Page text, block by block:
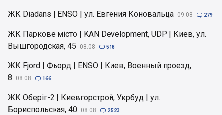
ЖК Diadans | ENSO | ул. Евгения Коновальца 09.08  279
ЖК Паркове місто | KAN Development, UDP | Киев, ул.
Вышгородская, 45
08.08  518
ЖК Fjord | Фьорд | ENSO | Киев, Военный проезд,
8
08.08  166
ЖК Оберіг-2 | Киевгорстрой, Укрбуд | ул.
Бориспольская, 40 08.08  2 523